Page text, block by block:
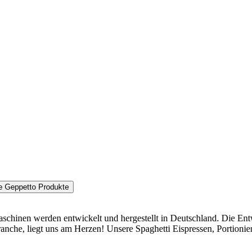
Geppetto Produkte
werden entwickelt und hergestellt in Deutschland. Die
liegt uns am Herzen! Unsere Spaghetti Eispressen,